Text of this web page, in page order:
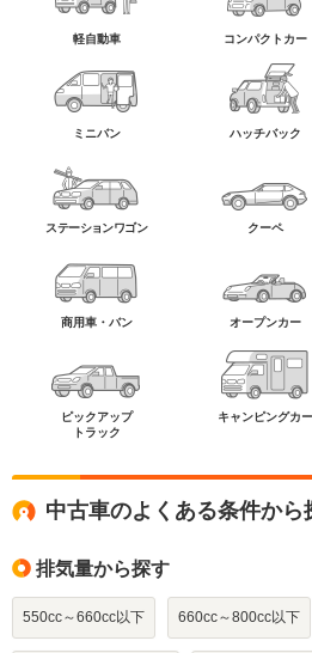
軽自動車 コンパクトカー
ミニバン ハッチバック
ステーションワゴン クーペ
商用車・バン オープンカー
ピックアップ
トラック
キャンピングカー
中古車のよくある条件から
排気量から探す
550cc～660cc以下 660cc～800cc以下